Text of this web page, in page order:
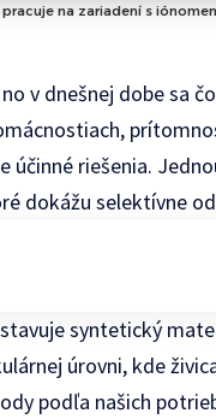
na zariadení s
v dnešnej dobe sa
účinné riešenia.
dokážu selektívne
syntetický
úrovni, kde
podľa našich